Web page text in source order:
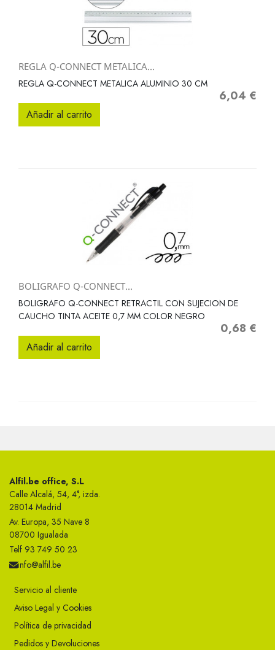
REGLA Q-CONNECT METALICA...
REGLA Q-CONNECT METALICA ALUMINIO 30 CM
Precio
6,04 €
Añadir al carrito
BOLIGRAFO Q-CONNECT...
BOLIGRAFO Q-CONNECT RETRACTIL CON SUJECION DE
CAUCHO TINTA ACEITE 0,7 MM COLOR NEGRO
Precio
0,68 €
Añadir al carrito
Alfil.be office, S.L
Calle Alcalá, 54, 4°, izda.
28014 Madrid
Av. Europa, 35 Nave 8
08700 Igualada
Telf 93 749 50 23
info@alfil.be
Servicio al cliente
Aviso Legal y Cookies
Política de privacidad
Pedidos y Devoluciones